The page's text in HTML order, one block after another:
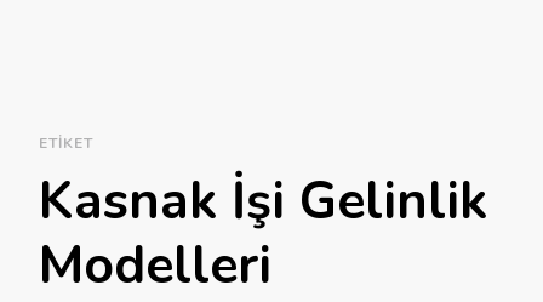
ETIKET
Kasnak İşi Gelinlik
Modelleri